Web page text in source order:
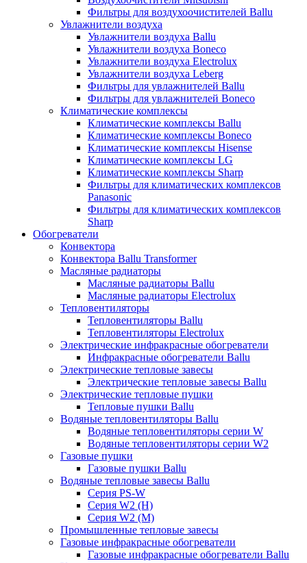
Фильтры для воздухоочистителей Ballu
Увлажнители воздуха
Увлажнители воздуха Ballu
Увлажнители воздуха Boneco
Увлажнители воздуха Electrolux
Увлажнители воздуха Leberg
Фильтры для увлажнителей Ballu
Фильтры для увлажнителей Boneco
Климатические комплексы
Климатические комплексы Ballu
Климатические комплексы Boneco
Климатические комплексы Hisense
Климатические комплексы LG
Климатические комплексы Sharp
Фильтры для климатических комплексов
Panasonic
Фильтры для климатических комплексов
Sharp
Обогреватели
Конвектора
Конвектора Ballu Transformer
Масляные радиаторы
Масляные радиаторы Ballu
Масляные радиаторы Electrolux
Тепловентиляторы
Тепловентиляторы Ballu
Тепловентиляторы Electrolux
Электрические инфракрасные обогреватели
Инфракрасные обогреватели Ballu
Электрические тепловые завесы
Электрические тепловые завесы Ballu
Электрические тепловые пушки
Тепловые пушки Ballu
Водяные тепловентиляторы Ballu
Водяные тепловентиляторы серии W
Водяные тепловентиляторы серии W2
Газовые пушки
Газовые пушки Ballu
Водяные тепловые завесы Ballu
Серия PS-W
Серия W2 (H)
Серия W2 (M)
Промышленные тепловые завесы
Газовые инфракрасные обогреватели
Газовые инфракрасные обогреватели Ballu